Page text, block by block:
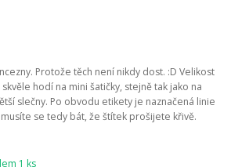
Protože těch není nikdy dost. :D Velikost
hodí na mini šatičky, stejně tak jako na
slečny. Po obvodu etikety je naznačená linie
se tedy bát, že štítek prošijete křivě.
1 ks